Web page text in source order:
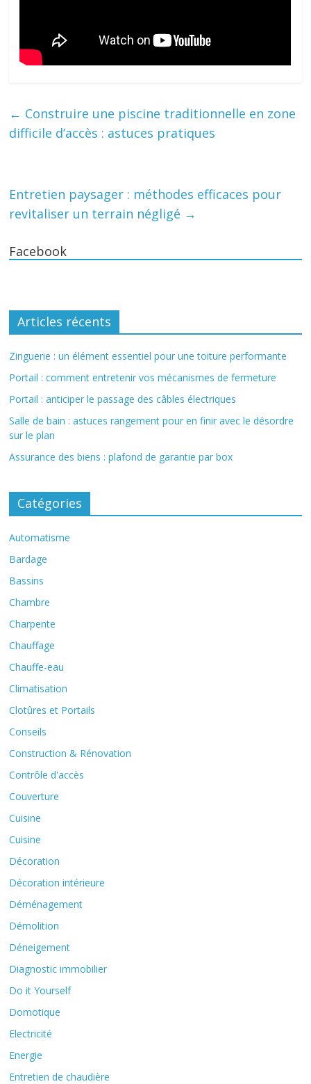
← Construire une piscine traditionnelle en zone
difficile d’accès : astuces pratiques
Entretien paysager : méthodes efficaces pour
revitaliser un terrain négligé →
Facebook
Articles récents
Zinguerie : un élément essentiel pour une toiture performante
Portail : comment entretenir vos mécanismes de fermeture
Portail : anticiper le passage des câbles électriques
Salle de bain : astuces rangement pour en finir avec le désordre
sur le plan
Assurance des biens : plafond de garantie par box
Catégories
Automatisme
Bardage
Bassins
Chambre
Charpente
Chauffage
Chauffe-eau
Climatisation
Clotûres et Portails
Conseils
Construction & Rénovation
Contrôle d'accès
Couverture
Cuisine
Cuisine
Décoration
Décoration intérieure
Déménagement
Démolition
Déneigement
Diagnostic immobilier
Do it Yourself
Domotique
Electricité
Energie
Entretien de chaudière